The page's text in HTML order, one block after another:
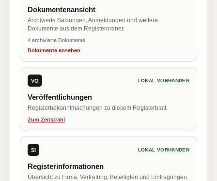
Dokumentenansicht
Archivierte Satzungen, Anmeldungen und weitere
Dokumente aus dem Registerordner.
4 archivierte Dokumente
Dokumente ansehen
VÖ LOKAL VORHANDEN
Veröffentlichungen
Registerbekanntmachungen zu diesem Registerblatt.
Zum Zeitstrahl
SI LOKAL VORHANDEN
Registerinformationen
Übersicht zu Firma, Vertretung, Beteiligten und Eintragungen.